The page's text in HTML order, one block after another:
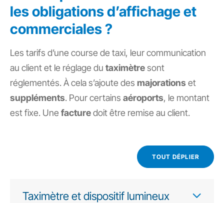
les obligations d’affichage et
commerciales ?
Les tarifs d’une course de taxi, leur communication
au client et le réglage du taximètresont
réglementés. À cela s’ajoute des majorations et
suppléments. Pour certains aéroports, le montant
est fixe. Une facturedoit être remise au client.
TOUT DÉPLIER
Taximètre et dispositif lumineux